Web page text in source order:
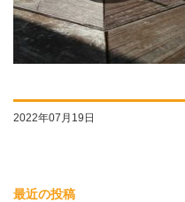
2022年07月19日
最近の投稿